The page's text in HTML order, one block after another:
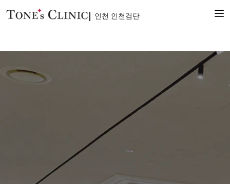
인천 인천검단